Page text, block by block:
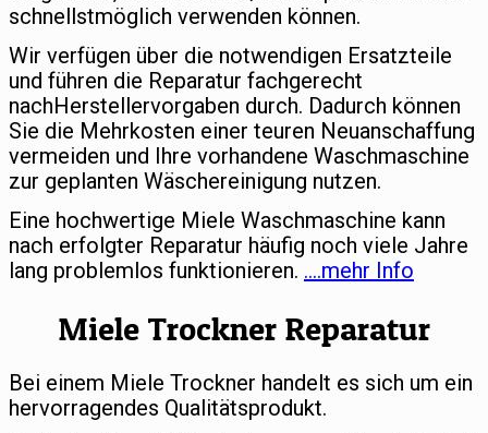
schnellstmöglich verwenden können.
Wir verfügen über die notwendigen Ersatzteile
und führen die Reparatur fachgerecht
nachHerstellervorgaben durch. Dadurch können
Sie die Mehrkosten einer teuren Neuanschaffung
vermeiden und Ihre vorhandene Waschmaschine
zur geplanten Wäschereinigung nutzen.
Eine hochwertige Miele Waschmaschine kann
nach erfolgter Reparatur häufig noch viele Jahre
lang problemlos funktionieren. ….mehr Info
Miele Trockner Reparatur
Bei einem Miele Trockner handelt es sich um ein
hervorragendes Qualitätsprodukt.